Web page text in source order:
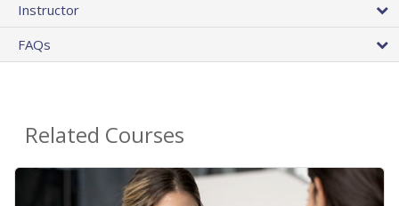
Instructor
FAQs
Related Courses